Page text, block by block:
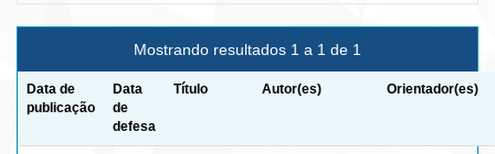
Mostrando resultados 1 a 1 de 1
Data de
publicação
Data
de
defesa
Título Autor(es) Orientador(es)